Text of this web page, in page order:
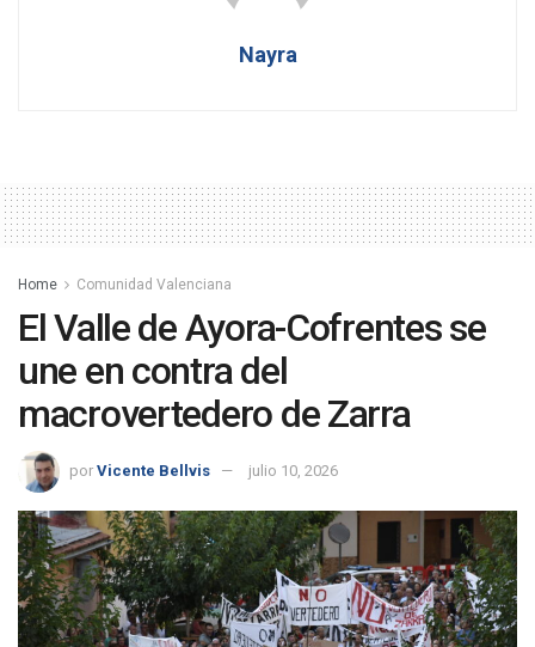
Nayra
Home Comunidad Valenciana
El Valle de Ayora-Cofrentes se
une en contra del
macrovertedero de Zarra
por Vicente Bellvis julio 10, 2026